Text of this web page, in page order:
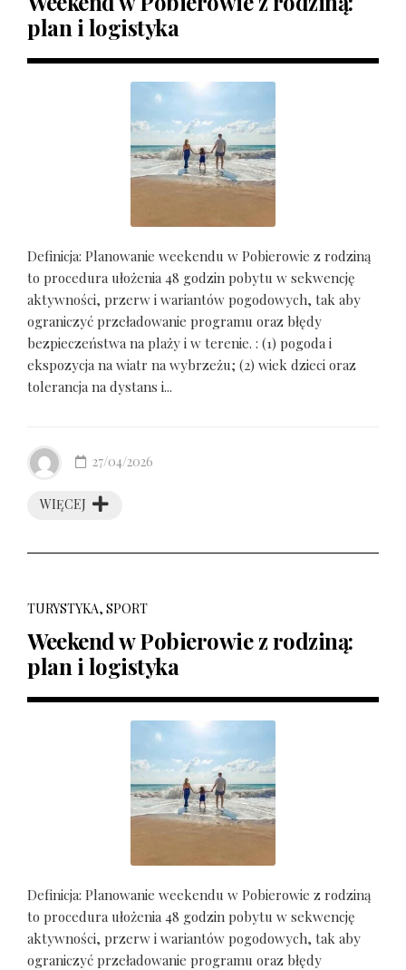
plan i logistyka
Definicja: Planowanie weekendu w Pobierowie z rodziną
to procedura ułożenia 48 godzin pobytu w sekwencję
aktywności, przerw i wariantów pogodowych, tak aby
ograniczyć przeładowanie programu oraz błędy
bezpieczeństwa na plaży i w terenie. : (1) pogoda i
ekspozycja na wiatr na wybrzeżu; (2) wiek dzieci oraz
tolerancja na dystans i...
WIĘCEJ
27/04/2026
TURYSTYKA, SPORT
Weekend w Pobierowie z rodziną:
plan i logistyka
Definicja: Planowanie weekendu w Pobierowie z rodziną
to procedura ułożenia 48 godzin pobytu w sekwencję
aktywności, przerw i wariantów pogodowych, tak aby
ograniczyć przeładowanie programu oraz błędy